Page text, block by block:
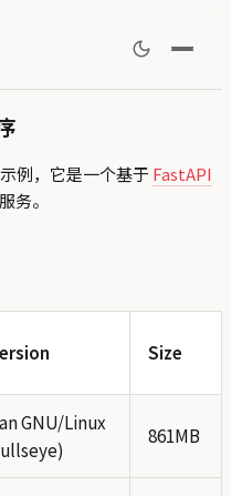
例，它是一个基于FastAPI
务。
Size
GNU/Linux
861MB